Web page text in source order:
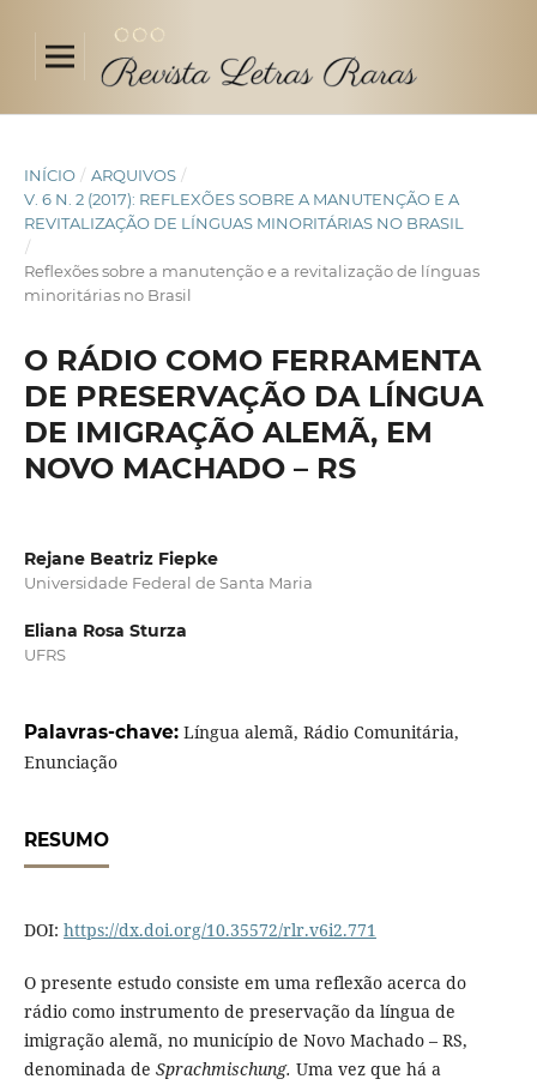
INÍCIO / ARQUIVOS /
V. 6 N. 2 (2017): REFLEXÕES SOBRE A MANUTENÇÃO E A
REVITALIZAÇÃO DE LÍNGUAS MINORITÁRIAS NO BRASIL
/
Reflexões sobre a manutenção e a revitalização de línguas
minoritárias no Brasil
O RÁDIO COMO FERRAMENTA
DE PRESERVAÇÃO DA LÍNGUA
DE IMIGRAÇÃO ALEMÃ, EM
NOVO MACHADO – RS
Rejane Beatriz Fiepke
Universidade Federal de Santa Maria
Eliana Rosa Sturza
UFRS
Palavras-chave: Língua alemã, Rádio Comunitária,
Enunciação
RESUMO
DOI: https://dx.doi.org/10.35572/rlr.v6i2.771
O presente estudo consiste em uma reflexão acerca do
rádio como instrumento de preservação da língua de
imigração alemã, no município de Novo Machado – RS,
denominada de Sprachmischung. Uma vez que há a